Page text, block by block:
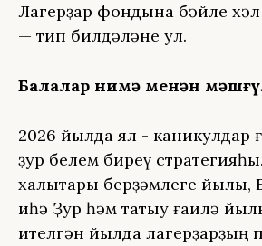
Лагерҙар фондына бәйле хәл
— тип билдәләне ул.
Балалар нимә менән
2026 йылда ял - каникулдар
ҙур белем биреү
халыҡтары берҙәмлеге йылы,
иһә Ҙур һәм татыу ғаилә
ителгән йылда лагерҙарҙың